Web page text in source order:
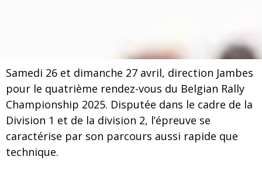
Samedi 26 et dimanche 27 avril, direction Jambes
pour le quatrième rendez-vous du Belgian Rally
Championship 2025. Disputée dans le cadre de la
Division 1 et de la division 2, l’épreuve se
caractérise par son parcours aussi rapide que
technique.